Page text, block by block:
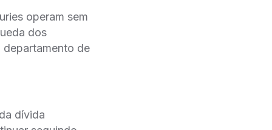
operam sem
dos
de
dívida